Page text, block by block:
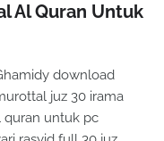
Al Quran Untuk
download
juz 30 irama
quran untuk pc